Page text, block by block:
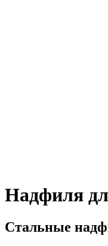
Надфиля
Стальные